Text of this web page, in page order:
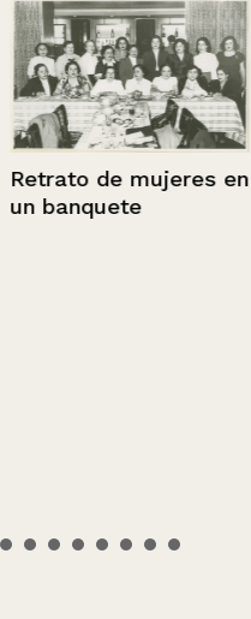
Retrato de mujeres en
un banquete